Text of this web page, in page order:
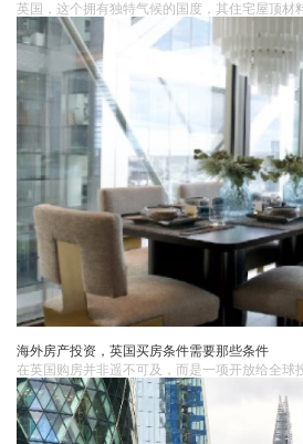
海外房产投资，英国买房条件需要那些条件